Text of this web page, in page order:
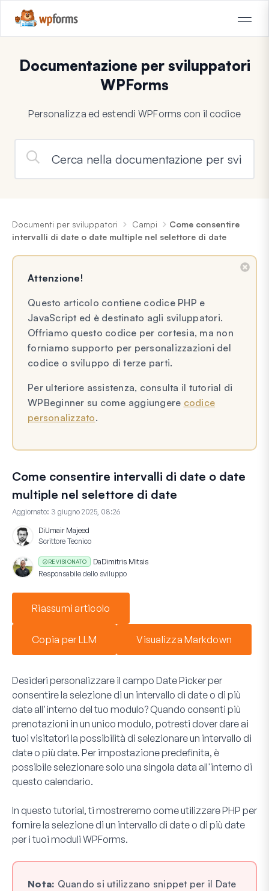
Documentazione per sviluppatori
WPForms
Personalizza ed estendi WPForms con il codice
Documenti per sviluppatori Campi
Come consentire
intervalli di date o date multiple nel selettore di date
Attenzione!
Questo articolo contiene codice PHP e
JavaScript ed è destinato agli sviluppatori.
Offriamo questo codice per cortesia, ma non
forniamo supporto per personalizzazioni del
codice o sviluppo di terze parti.
Per ulteriore assistenza, consulta il tutorial di
WPBeginner su come aggiungere codice
personalizzato.
Come consentire intervalli di date o date
multiple nel selettore di date
Aggiornato: 3 giugno 2025, 08:26
DiUmair Majeed
Scrittore Tecnico
REVISIONATO DaDimitris Mitsis
Responsabile dello sviluppo
Riassumi articolo
Copia per LLM Visualizza Markdown
Desideri personalizzare il campo Date Pickerper
consentire la selezione di un intervallo di date o di più
date all'interno del tuo modulo? Quando consenti più
prenotazioni in un unico modulo, potresti dover dare ai
tuoi visitatori la possibilità di selezionare un intervallo di
date o più date. Per impostazione predefinita, è
possibile selezionare solo una singola data all'interno di
questo calendario.
In questo tutorial, ti mostreremo come utilizzare PHP per
fornire la selezione di un intervallo di date o di più date
per i tuoi moduli WPForms.
Nota: Quando si utilizzano snippet per il Date